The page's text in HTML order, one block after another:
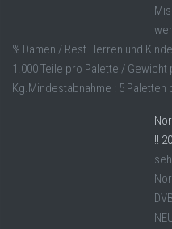
% Damen / Rest Herren und
1.000 Teile pro Palette / Gewicht
Kg.Mindestabnahme : 5 Paletten
!!